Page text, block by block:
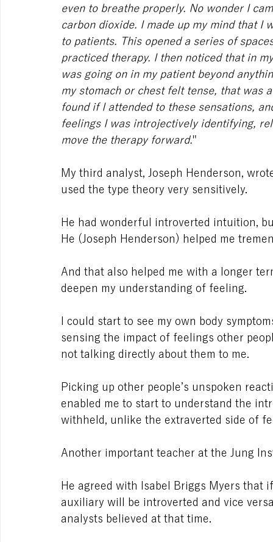
even to breathe properly. No wonder I
carbon dioxide. I made up my mind that
to patients. This opened a series of
practiced therapy. I then noticed that in
was going on in my patient beyond
my stomach or chest felt tense, that was
found if I attended to these sensations,
feelings I was introjectively identifying,
move the therapy forward."
My third analyst, Joseph Henderson,
used the type theory very sensitively.
He had wonderful introverted intuition,
He (Joseph Henderson) helped me
And that also helped me with a longer
deepen my understanding of feeling.
I could start to see my own body
sensing the impact of feelings other
not talking directly about them to me.
Picking up other people’s unspoken
enabled me to start to understand the
withheld, unlike the extraverted side of
Another important teacher at the Jung
He agreed with Isabel Briggs Myers
auxiliary will be introverted and vice
analysts believed at that time.